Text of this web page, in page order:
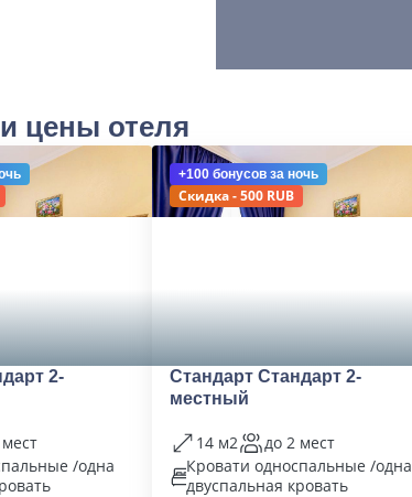
цены отеля
2-
/одна
+100 бонусов за ночь
Скидка - 500 RUB
Стандарт Стандарт 2-
местный
14 м2
до 2 мест
Кровати односпальные /одна
двуспальная кровать